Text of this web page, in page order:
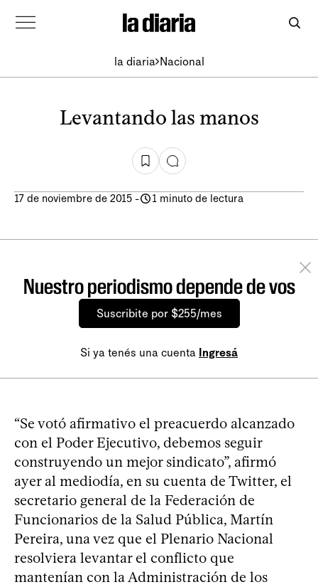
la diaria Nacional
Levantando las manos
17 de noviembre de 2015 - 1 minuto de lectura
Nuestro periodismo depende de vos
Suscribite por $255/mes
Si ya tenés una cuenta Ingresá
“Se votó afirmativo el preacuerdo alcanzado
con el Poder Ejecutivo, debemos seguir
construyendo un mejor sindicato”, afirmó
ayer al mediodía, en su cuenta de Twitter, el
secretario general de la Federación de
Funcionarios de la Salud Pública, Martín
Pereira, una vez que el Plenario Nacional
resolviera levantar el conflicto que
mantenían con la Administración de los